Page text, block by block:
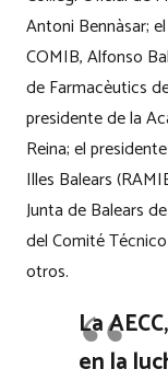
Antoni Bennàsar;
COMIB, Alfonso
de Farmacèutics
presidente de la
Reina; el
Illes Balears
Junta de Balears
del Comité
otros.
La
en la